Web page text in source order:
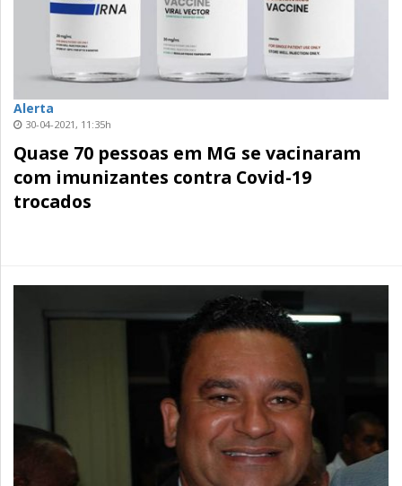
Alerta
30-04-2021, 11:35h
Quase 70 pessoas em MG se vacinaram
com imunizantes contra Covid-19
trocados